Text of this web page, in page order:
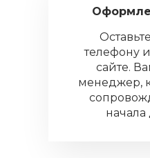
телефону
сайте.
менеджер,
начала